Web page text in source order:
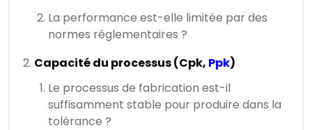
La performance est-elle limitée par des
normes réglementaires ?
Capacité du processus (Cpk, Ppk)
Le processus de fabrication est-il
suffisamment stable pour produire dans la
tolérance ?